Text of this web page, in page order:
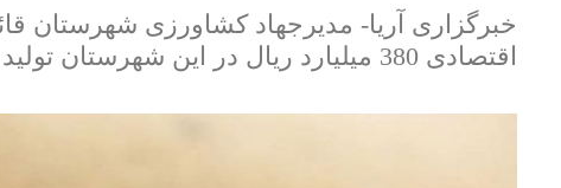
اقتصادی 380 میلیارد ریال در این شهرستان تولید می شود.